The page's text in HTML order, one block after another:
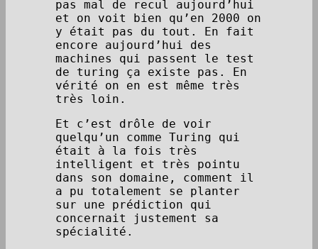
pas mal de recul aujourd’hui
et on voit bien qu’en 2000 on
y était pas du tout. En fait
encore aujourd’hui des
machines qui passent le test
de turing ça existe pas. En
vérité on en est même très
très loin.
Et c’est drôle de voir
quelqu’un comme Turing qui
était à la fois très
intelligent et très pointu
dans son domaine, comment il
a pu totalement se planter
sur une prédiction qui
concernait justement sa
spécialité.